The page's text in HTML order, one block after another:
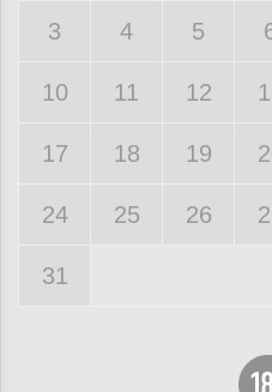
3 4 5
10 11 12
17 18 19
24 25 26
31